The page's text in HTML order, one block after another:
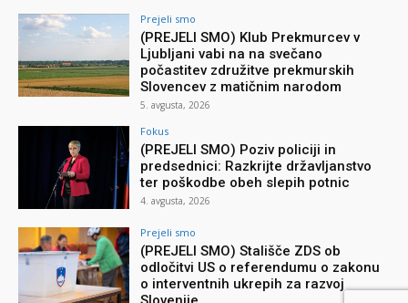
Prejeli smo
(PREJELI SMO) Klub Prekmurcev v
Ljubljani vabi na na svečano
počastitev združitve prekmurskih
Slovencev z matičnim narodom
5. avgusta, 2026
Fokus
(PREJELI SMO) Poziv policiji in
predsednici: Razkrijte državljanstvo
ter poškodbe obeh slepih potnic
4. avgusta, 2026
Prejeli smo
(PREJELI SMO) Stališče ZDS ob
odločitvi US o referendumu o zakonu
o interventnih ukrepih za razvoj